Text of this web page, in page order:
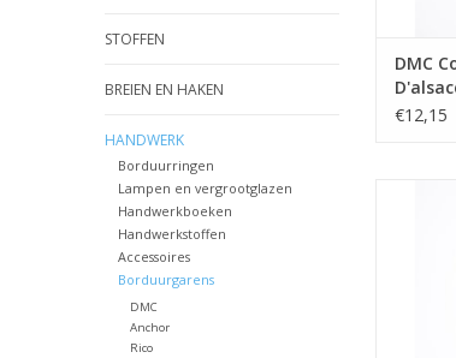
STOFFEN
BREIEN EN HAKEN
HANDWERK
Borduurringen
Lampen en vergrootglazen
Handwerkboeken
Handwerkstoffen
Accessoires
Borduurgarens
DMC
Anchor
Rico
DMC
€12,15